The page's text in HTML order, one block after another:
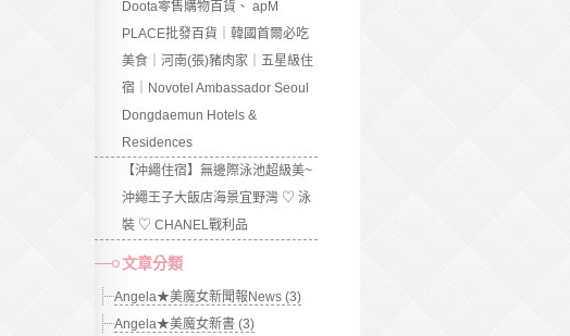
Doota零售購物百貨、 apM
PLACE批發百貨｜韓國首爾必吃
美食｜河南(張)豬肉家｜五星級住
宿｜Novotel Ambassador Seoul
Dongdaemun Hotels &
Residences
【沖繩住宿】無邊際泳池超級美~
沖繩王子大飯店海景宜野灣 ♡ 泳
裝 ♡ CHANEL戰利品
文章分類
Angela★美魔女新聞報News (3)
Angela★美魔女新書 (3)